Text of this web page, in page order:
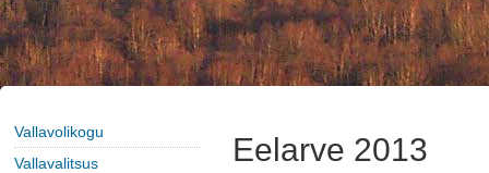
Vallavolikogu
Vallavalitsus
Eelarve 2013